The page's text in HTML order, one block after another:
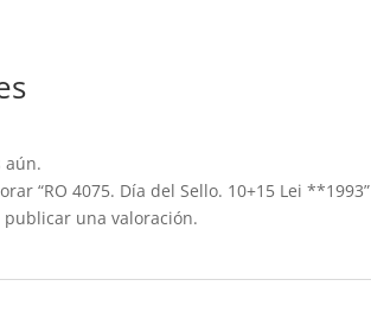
aún.
“RO 4075. Día del Sello. 10+15 Lei **1993”
publicar una valoración.